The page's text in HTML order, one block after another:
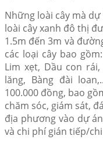
Những loài cây mà
loài cây xanh đô thị
1.5m đến 3m và
các loại cây bao
Lim xẹt, Dầu con rái,
lăng, Bàng đài
100.000 đồng, bao
chăm sóc, giám sát,
địa phương vào dự
và chi phí gián tiếp/